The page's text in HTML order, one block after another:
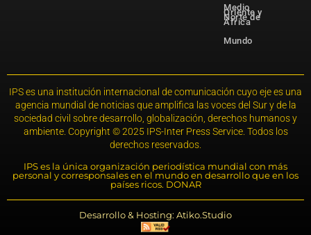
Medio
Oriente y
Norte de
África
Mundo
IPS es una institución internacional de comunicación cuyo eje es una
agencia mundial de noticias que amplifica las voces del Sur y de la
sociedad civil sobre desarrollo, globalización, derechos humanos y
ambiente. Copyright © 2025 IPS-Inter Press Service. Todos los
derechos reservados.
IPS es la única organización periodística mundial con más
personal y corresponsales en el mundo en desarrollo que en los
países ricos. DONAR
Desarrollo & Hosting: Atiko.Studio